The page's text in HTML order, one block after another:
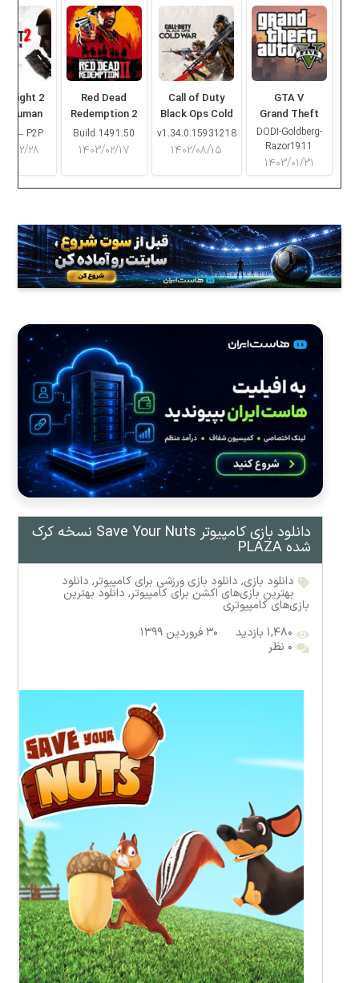
GTA V
Grand Theft
Auto V
DODI-Goldberg-
Razor1911
۱۴۰۳/۰۱/۳۱
Call of Duty
Black Ops Cold
War
v1.34.0.15931218
۱۴۰۲/۰۸/۱۵
Red Dead
Redemption 2
Build 1491.50
۱۴۰۳/۰۲/۱۷
Light 2
Human
– P2P
۱۴۰۳/
دانلود بازی کامپیوتر Save Your Nuts نسخه کرک
شده PLAZA
دانلود بازی, دانلود بازی ورزشی برای کامپیوتر, دانلود
بهترین بازی‌های اکشن برای کامپیوتر, دانلود بهترین
بازی‌های کامپیوتری
۱,۴۸۰ بازدید
۳۰ فروردین ۱۳۹۹
۰ نظر